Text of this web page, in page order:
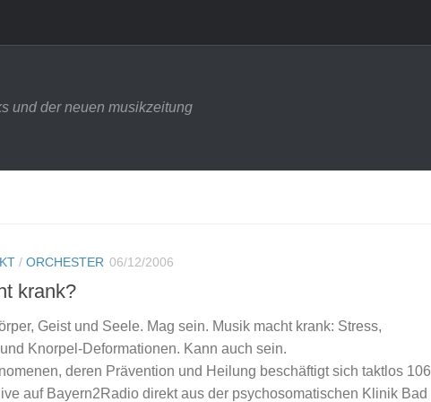
und der neuen musikzeitung
/ ORCHESTER 06/12/2006
krank?
Geist und Seele. Mag sein. Musik macht krank: Stress,
Knorpel-Deformationen. Kann auch sein.
deren Prävention und Heilung beschäftigt sich taktlos 106
auf Bayern2Radio direkt aus der psychosomatischen Klinik Bad